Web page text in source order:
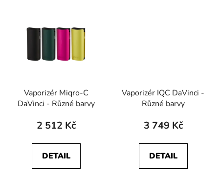
Vaporizér Miqro-C
DaVinci - Různé barvy
2 512 Kč
DETAIL
Vaporizér IQC DaVinci -
Různé barvy
3 749 Kč
DETAIL